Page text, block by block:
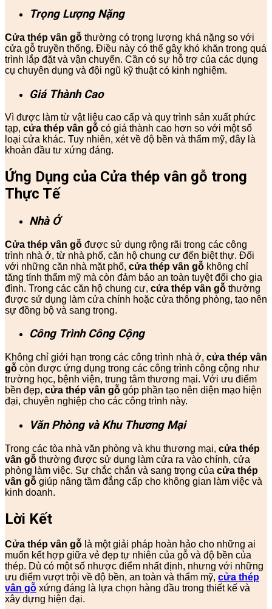
Trọng Lượng Nặng
Cửa thép vân gỗ thường có trọng lượng khá nặng so với
cửa gỗ truyền thống. Điều này có thể gây khó khăn trong quá
trình lắp đặt và vận chuyển. Cần có sự hỗ trợ của các dụng
cụ chuyên dụng và đội ngũ kỹ thuật có kinh nghiệm.
Giá Thành Cao
Vì được làm từ vật liệu cao cấp và quy trình sản xuất phức
tạp, cửa thép vân gỗ có giá thành cao hơn so với một số
loại cửa khác. Tuy nhiên, xét về độ bền và thẩm mỹ, đây là
khoản đầu tư xứng đáng.
Ứng Dụng của Cửa thép vân gỗ trong
Thực Tế
Nhà Ở
Cửa thép vân gỗ được sử dụng rộng rãi trong các công
trình nhà ở, từ nhà phố, căn hộ chung cư đến biệt thự. Đối
với những căn nhà mặt phố, cửa thép vân gỗ không chỉ
tăng tính thẩm mỹ mà còn đảm bảo an toàn tuyệt đối cho gia
đình. Trong các căn hộ chung cư, cửa thép vân gỗ thường
được sử dụng làm cửa chính hoặc cửa thông phòng, tạo nên
sự đồng bộ và sang trọng.
Công Trình Công Cộng
Không chỉ giới hạn trong các công trình nhà ở, cửa thép vân
gỗ còn được ứng dụng trong các công trình công cộng như
trường học, bệnh viện, trung tâm thương mại. Với ưu điểm
bền đẹp, cửa thép vân gỗ góp phần tạo nên diện mạo hiện
đại, chuyên nghiệp cho các công trình này.
Văn Phòng và Khu Thương Mại
Trong các tòa nhà văn phòng và khu thương mại, cửa thép
vân gỗ thường được sử dụng làm cửa ra vào chính, cửa
phòng làm việc. Sự chắc chắn và sang trọng của cửa thép
vân gỗ giúp nâng tầm đẳng cấp cho không gian làm việc và
kinh doanh.
Lời Kết
Cửa thép vân gỗ là một giải pháp hoàn hảo cho những ai
muốn kết hợp giữa vẻ đẹp tự nhiên của gỗ và độ bền của
thép. Dù có một số nhược điểm nhất định, nhưng với những
ưu điểm vượt trội về độ bền, an toàn và thẩm mỹ, cửa thép
vân gỗ xứng đáng là lựa chọn hàng đầu trong thiết kế và
xây dựng hiện đại.